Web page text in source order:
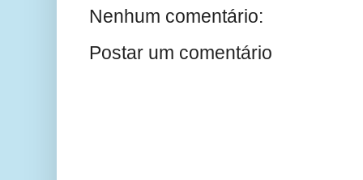
Nenhum comentário:
Postar um comentário